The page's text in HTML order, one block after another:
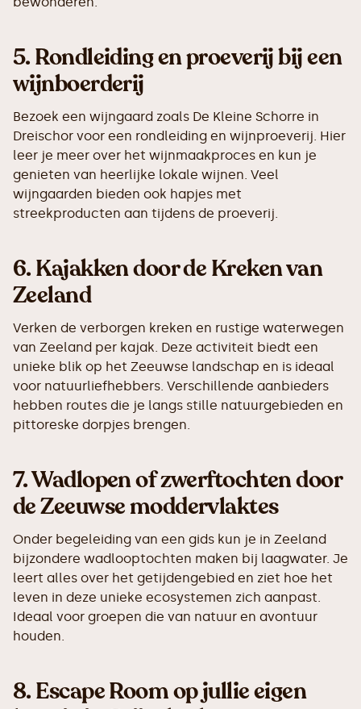
5.Rondleiding en proeverij bij een
wijnboerderij
Bezoek een wijngaard zoals De Kleine Schorre in
Dreischor voor een rondleiding en wijnproeverij. Hier
leer je meer over het wijnmaakproces en kun je
genieten van heerlijke lokale wijnen. Veel
wijngaarden bieden ook hapjes met
streekproducten aan tijdens de proeverij.
6.Kajakken door de Kreken van
Zeeland
Verken de verborgen kreken en rustige waterwegen
van Zeeland per kajak. Deze activiteit biedt een
unieke blik op het Zeeuwse landschap en is ideaal
voor natuurliefhebbers. Verschillende aanbieders
hebben routes die je langs stille natuurgebieden en
pittoreske dorpjes brengen.
7.Wadlopen of zwerftochten door
de Zeeuwse moddervlaktes
Onder begeleiding van een gids kun je in Zeeland
bijzondere wadlooptochten maken bij laagwater. Je
leert alles over het getijdengebied en ziet hoe het
leven in deze unieke ecosystemen zich aanpast.
Ideaal voor groepen die van natuur en avontuur
houden.
8.Escape Room op jullie eigen